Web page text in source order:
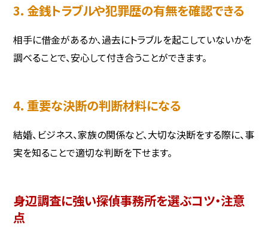
3. 金銭トラブルや犯罪歴の有無を確認できる
相手に借金があるか、過去にトラブルを起こしていないかを
調べることで、安心して付き合うことができます。
4. 重要な決断の判断材料になる
結婚、ビジネス、家族の関係など、大切な決断をする際に、事
実を知ることで適切な判断を下せます。
身辺調査に強い探偵事務所を選ぶコツ・注意
点